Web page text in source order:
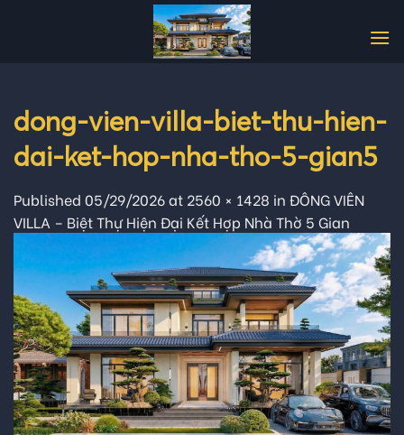
dong-vien-villa-biet-thu-hien-
dai-ket-hop-nha-tho-5-gian5
Published 05/29/2026at 2560 × 1428 in ĐÔNG VIÊN
VILLA – Biệt Thự Hiện Đại Kết Hợp Nhà Thờ 5 Gian